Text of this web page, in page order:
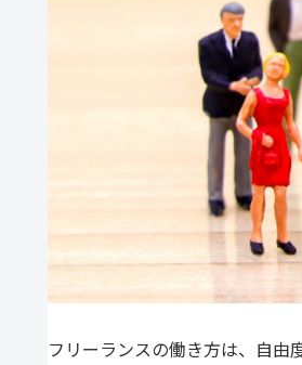
フリーランスの働き方は、自由